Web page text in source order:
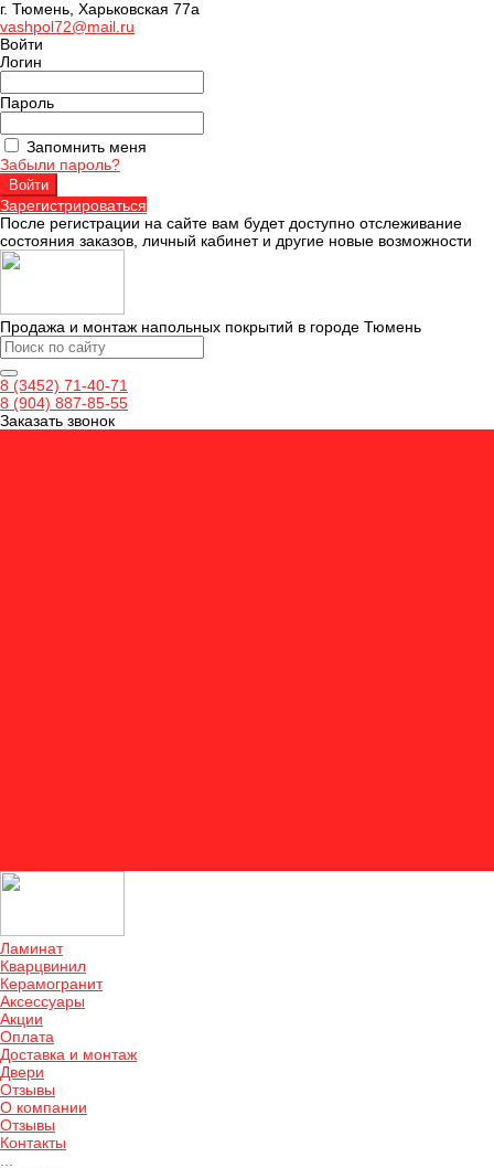
г. Тюмень, Харьковская 77а
vashpol72@mail.ru
Войти
Логин
Пароль
Запомнить меня
Забыли пароль?
Зарегистрироваться
После регистрации на сайте вам будет доступно отслеживание
состояния заказов, личный кабинет и другие новые возможности
Продажа и монтаж напольных покрытий в городе Тюмень
8 (3452) 71-40-71
8 (904) 887-85-55
Заказать звонок
Ламинат
Кварцвинил
Керамогранит
Аксессуары
Акции
Оплата
Доставка и монтаж
Двери
Отзывы
О компании
Отзывы
Контакты